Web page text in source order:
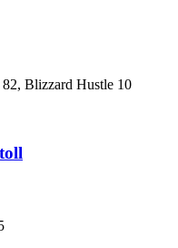
Blizzard Hustle 10